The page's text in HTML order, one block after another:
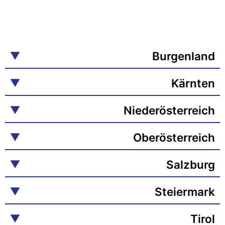
Burgenland
Kärnten
Niederösterreich
Oberösterreich
Salzburg
Steiermark
Tirol